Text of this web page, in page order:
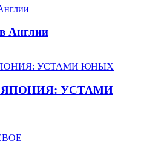
Англии
УСТАМИ